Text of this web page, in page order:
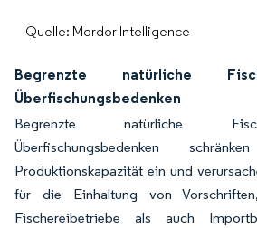
Quelle: Mordor Intelligence
Begrenzte natürliche
Überfischungsbedenken
Begrenzte natürliche
Überfischungsbedenken
Produktionskapazität ein und
für die Einhaltung von
Fischereibetriebe als auch